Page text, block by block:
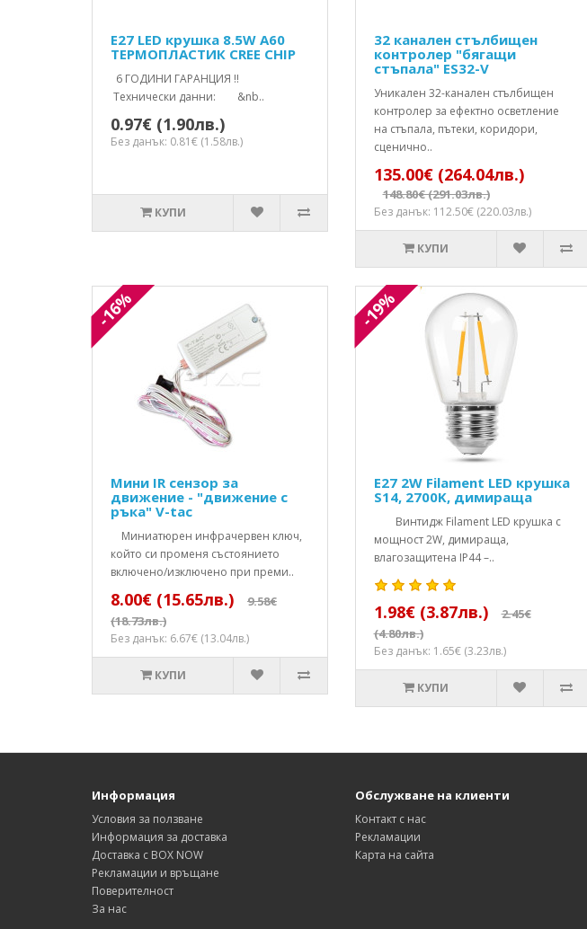
E27 LED крушка 8.5W A60
ТЕРМОПЛАСТИК CREE CHIP
6 ГОДИНИ ГАРАНЦИЯ !!
Технически данни: &nb..
0.97€ (1.90лв.)
Без данък: 0.81€ (1.58лв.)
КУПИ
32 канален стълбищен
контролер "бягащи
стъпала" ES32-V
Уникален 32-канален стълбищен
контролер за ефектно осветление
на стъпала, пътеки, коридори,
сценично..
135.00€ (264.04лв.)
148.80€ (291.03лв.)
Без данък: 112.50€ (220.03лв.)
КУПИ
-16%
Мини IR сензор за
движение - "движение с
ръка" V-tac
Mиниатюрен инфрачервен ключ,
който си променя състоянието
включено/изключено при преми..
8.00€ (15.65лв.)
9.58€
(18.73лв.)
Без данък: 6.67€ (13.04лв.)
КУПИ
-19%
E27 2W Filament LED крушка
S14, 2700K, димираща
Винтидж Filament LED крушка с
мощност 2W, димираща,
влагозащитена IP44 –..
1.98€ (3.87лв.)
2.45€
(4.80лв.)
Без данък: 1.65€ (3.23лв.)
КУПИ
Информация
Условия за ползване
Информация за доставка
Доставка с BOX NOW
Рекламации и връщане
Поверителност
За нас
Обслужване на клиенти
Контакт с нас
Рекламации
Карта на сайта